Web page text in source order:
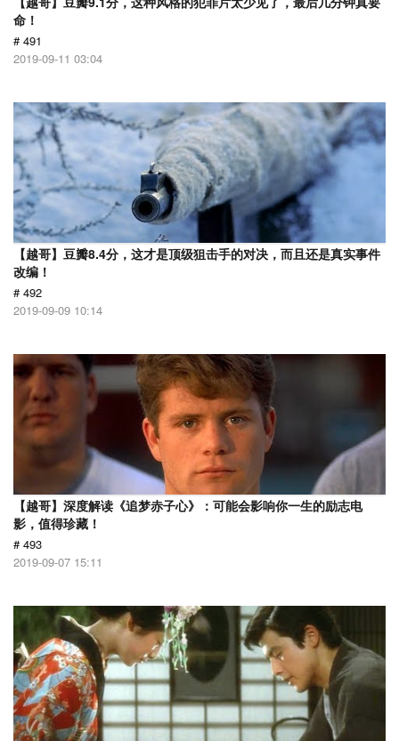
命！
# 491
2019-09-11 03:04
【越哥】豆瓣8.4分，这才是顶级狙击手的对决，而且还是真实事件
改编！
# 492
2019-09-09 10:14
【越哥】深度解读《追梦赤子心》：可能会影响你一生的励志电
影，值得珍藏！
# 493
2019-09-07 15:11